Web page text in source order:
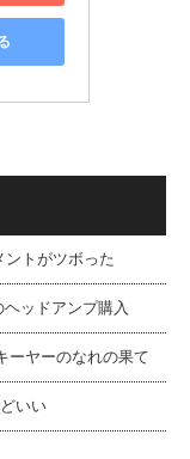
トがツボった
ッドアンプ購入
ヤーのなれの果て
いい